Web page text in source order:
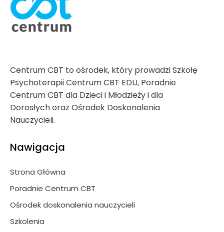
Centrum CBT to ośrodek, który prowadzi Szkołę
Psychoterapii Centrum CBT EDU, Poradnie
Centrum CBT dla Dzieci i Młodzieży i dla
Dorosłych oraz Ośrodek Doskonalenia
Nauczycieli.
Nawigacja
Strona Główna
Poradnie Centrum CBT
Ośrodek doskonalenia nauczycieli
Szkolenia